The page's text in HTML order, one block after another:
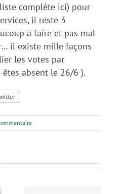
complète ici) pour
il reste 3
à faire et pas mal
il existe mille façons
les votes par
absent le 26/6 ).